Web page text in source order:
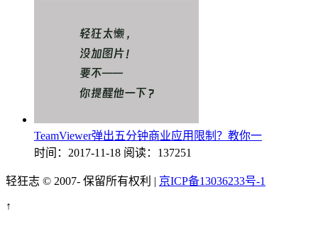
TeamViewer弹出五分钟商业应用限制？教你一
时间：2017-11-18 阅读：137251
轻狂志 © 2007- 保留所有权利 | 京ICP备13036233号-1
↑